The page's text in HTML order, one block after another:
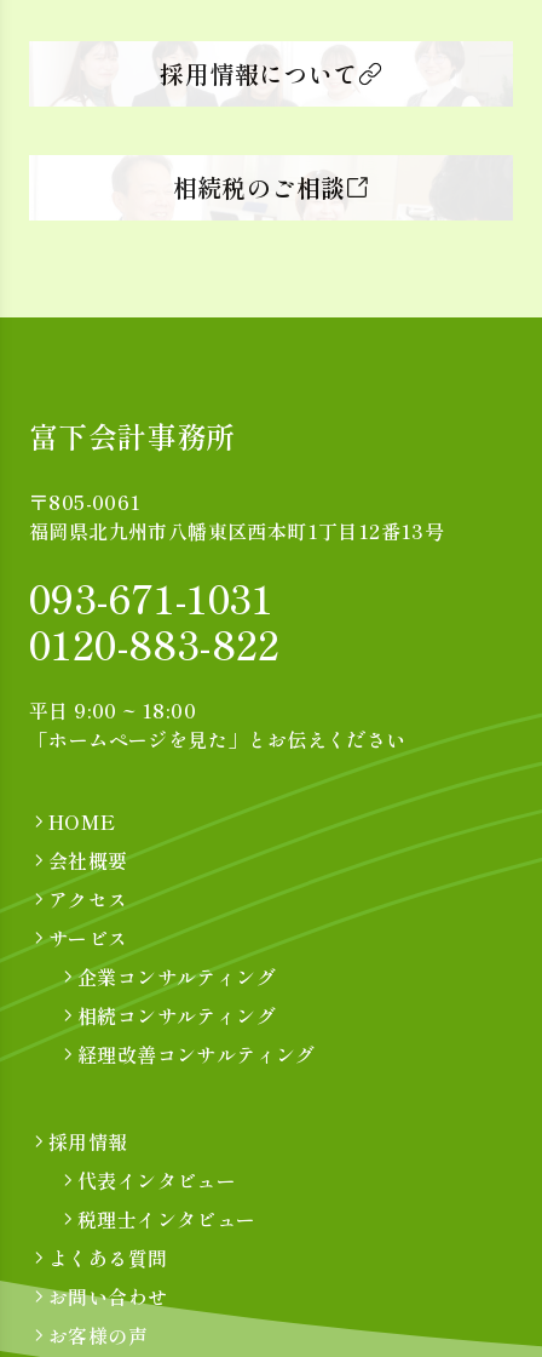
採用情報について
相続税のご相談
富下会計事務所
〒805-0061
福岡県北九州市八幡東区西本町1丁目12番13号
093-671-1031
0120-883-822
平日 9:00 ~ 18:00
「ホームページを見た」とお伝えください
HOME
会社概要
アクセス
サービス
企業コンサルティング
相続コンサルティング
経理改善コンサルティング
採用情報
代表インタビュー
税理士インタビュー
よくある質問
お問い合わせ
お客様の声